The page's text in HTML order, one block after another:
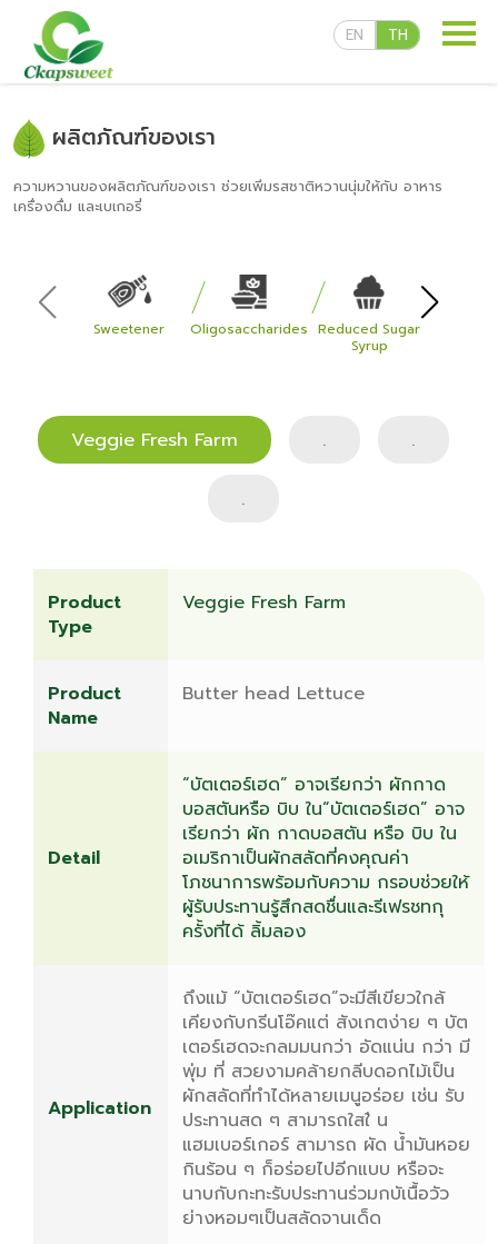
EN TH
ผลิตภัณฑ์ของเรา
ติดต่อเรา
ผลิตภัณฑ์ของเรา
ความหวานของผลิตภัณฑ์ของเรา ช่วยเพิ่มรสชาติหวานนุ่มให้กับ อาหาร
เครื่องดื่ม และเบเกอรี่
Sweetener Oligosaccharides Reduced Sugar
Syrup
Veggie Fresh Farm . .
.
Product
Type
Veggie Fresh Farm
Product
Name
Butter head Lettuce
Detail
“บัตเตอร์เฮด” อาจเรียกว่า ผักกาด
บอสตันหรือ บิบ ใน“บัตเตอร์เฮด” อาจ
เรียกว่า ผัก กาดบอสตัน หรือ บิบ ใน
อเมริกาเป็นผักสลัดที่คงคุณค่า
โภชนาการพร้อมกับความ กรอบช่วยให้
ผู้รับประทานรู้สึกสดชื่นและรีเฟรชทกุ
ครั้งที่ได้ ลิ้มลอง
Application
ถึงแม้ “บัตเตอร์เฮด”จะมีสีเขียวใกล้
เคียงกับกรีนโอ๊คแต่ สังเกตง่าย ๆ บัต
เตอร์เฮดจะกลมมนกว่า อัดแน่น กว่า มี
พุ่ม ที่ สวยงามคล้ายกลีบดอกไม้เป็น
ผักสลัดที่ทําได้หลายเมนูอร่อย เช่น รับ
ประทานสด ๆ สามารถใสใ่ น
แฮมเบอร์เกอร์ สามารถ ผัด น้ำมันหอย
กินร้อน ๆ ก็อร่อยไปอีกแบบ หรือจะ
นาบกับกะทะรับประทานร่วมกบัเนื้อวัว
ย่างหอมๆเป็นสลัดจานเด็ด